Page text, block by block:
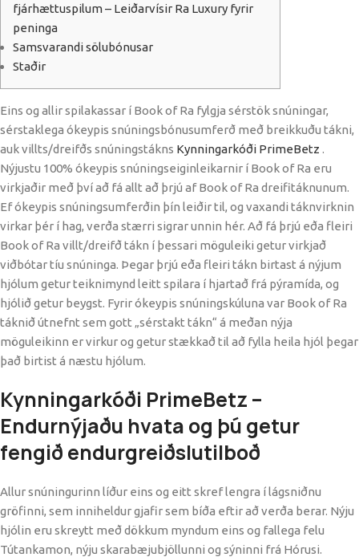
fjárhættuspilum – Leiðarvísir Ra Luxury fyrir
peninga
Samsvarandi sölubónusar
Staðir
Eins og allir spilakassar í Book of Ra fylgja sérstök snúningar,
sérstaklega ókeypis snúningsbónusumferð með breikkuðu tákni,
auk villts/dreifðs snúningstákns Kynningarkóði PrimeBetz .
Nýjustu 100% ókeypis snúningseiginleikarnir í Book of Ra eru
virkjaðir með því að fá allt að þrjú af Book of Ra dreifitáknunum.
Ef ókeypis snúningsumferðin þín leiðir til, og vaxandi táknvirknin
virkar þér í hag, verða stærri sigrar unnin hér. Að fá þrjú eða fleiri
Book of Ra villt/dreifð tákn í þessari möguleiki getur virkjað
viðbótar tíu snúninga. Þegar þrjú eða fleiri tákn birtast á nýjum
hjólum getur teiknimynd leitt spilara í hjartað frá pýramída, og
hjólið getur beygst. Fyrir ókeypis snúningskúluna var Book of Ra
táknið útnefnt sem gott „sérstakt tákn“ á meðan nýja
möguleikinn er virkur og getur stækkað til að fylla heila hjól þegar
það birtist á næstu hjólum.
Kynningarkóði PrimeBetz –
Endurnýjaðu hvata og þú getur
fengið endurgreiðslutilboð
Allur snúningurinn líður eins og eitt skref lengra í lágsniðnu
gröfinni, sem inniheldur gjafir sem bíða eftir að verða berar. Nýju
hjólin eru skreytt með dökkum myndum eins og fallega felu
Tútankamon, nýju skarabæjubjöllunni og sýninni frá Hórusi.